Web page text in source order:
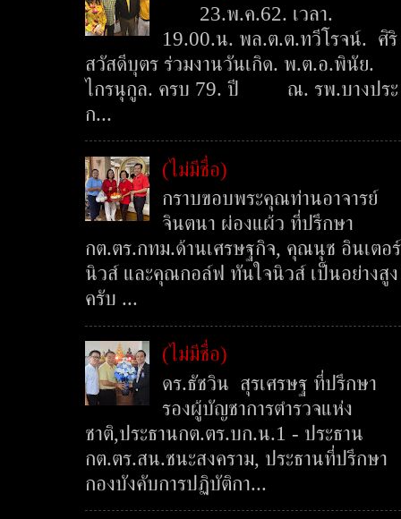
23.พ.ค.62. เวลา.
19.00.น. พล.ต.ต.ทวีโรจน์. ศิริ
สวัสดีบุตร ร่วมงานวันเกิด. พ.ต.อ.พินัย.
ไกรนุกูล. ครบ 79. ปี ณ. รพ.บางประ
ก...
(ไม่มีชื่อ)
กราบขอบพระคุณท่านอาจารย์
จินตนา ผ่องแผ้ว ที่ปรึกษา
กต.ตร.กทม.ด้านเศรษฐกิจ, คุณนุช อินเตอร์
นิวส์ และคุณกอล์ฟ ทันใจนิวส์ เป็นอย่างสูง
ครับ ...
(ไม่มีชื่อ)
ดร.ธัชวิน สุรเศรษฐ ที่ปรึกษา
รองผู้บัญชาการตำรวจแห่ง
ชาติ,ประธานกต.ตร.บก.น.1 - ประธาน
กต.ตร.สน.ชนะสงคราม, ประธานที่ปรึกษา
กองบังคับการปฏิบัติกา...